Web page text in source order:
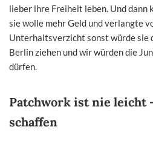
lieber ihre Freiheit leben. Und dann
sie wolle mehr Geld und verlangte
Unterhaltsverzicht sonst würde sie
Berlin ziehen und wir würden die
dürfen.
Patchwork ist nie leicht
schaffen